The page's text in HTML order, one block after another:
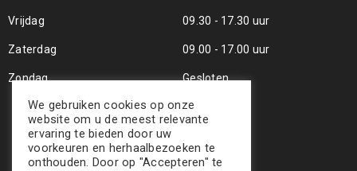
Vrijdag 09.30 - 17.30 uur
Zaterdag 09.00 - 17.00 uur
Zondag Gesloten
We gebruiken cookies op onze
website om u de meest relevante
ervaring te bieden door uw
voorkeuren en herhaalbezoeken te
onthouden. Door op "Accepteren" te